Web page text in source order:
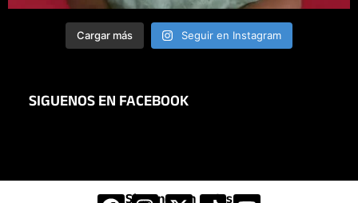
Cargar más Seguir en Instagram
SIGUENOS EN FACEBOOK